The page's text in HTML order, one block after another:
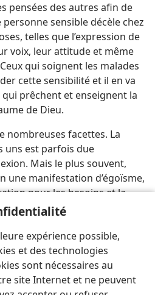
expérience possible,
et des technologies
sont nécessaires au
site Internet et ne peuvent
pensées des autres afin de
personne sensible décèle chez
telles que l’expression de
voix, leur attitude et même
qui soignent les malades
cette sensibilité et il en va
prêchent et enseignent la
de Dieu.
nombreuses facettes. La
uns est parfois due
Mais le plus souvent,
une manifestation d’égoïsme,
pour les besoins et la
contre, celui qui fait preuve
et l’amour.